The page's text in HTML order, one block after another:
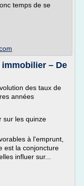
temps de se
– De
des taux de
années
sur les quinze
à l'emprunt,
est la conjoncture
influer sur...